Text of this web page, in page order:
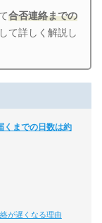
合否連絡までの
て詳しく解説し
くまでの日数は約
が遅くなる理由